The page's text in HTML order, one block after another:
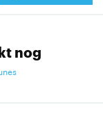
nog